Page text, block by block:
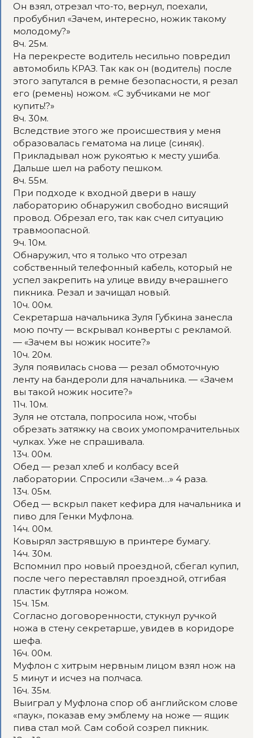
Он взял, отрезал что-то, вернул, поехали,
пробубнил «Зачем, интересно, ножик такому
молодому?»
8ч. 25м.
На перекресте водитель несильно повредил
автомобиль КРАЗ. Так как он (водитель) после
этого запутался в ремне безопасности, я резал
его (ремень) ножом. «С зубчиками не мог
купить!?»
8ч. 30м.
Вследствие этого же происшествия у меня
образовалась гематома на лице (синяк).
Прикладывал нож рукоятью к месту ушиба.
Дальше шел на работу пешком.
8ч. 55м.
При подходе к входной двери в нашу
лабораторию обнаружил свободно висящий
провод. Обрезал его, так как счел ситуацию
травмоопасной.
9ч. 10м.
Обнаружил, что я только что отрезал
собственный телефонный кабель, который не
успел закрепить на улице ввиду вчерашнего
пикника. Резал и зачищал новый.
10ч. 00м.
Секретарша начальника Зуля Губкина занесла
мою почту — вскрывал конверты с рекламой.
— «Зачем вы ножик носите?»
10ч. 20м.
Зуля появилась снова — резал обмоточную
ленту на бандероли для начальника. — «Зачем
вы такой ножик носите?»
11ч. 10м.
Зуля не отстала, попросила нож, чтобы
обрезать затяжку на своих умопомрачительных
чулках. Уже не спрашивала.
13ч. 00м.
Обед — резал хлеб и колбасу всей
лаборатории. Спросили «Зачем…» 4 раза.
13ч. 05м.
Обед — вскрыл пакет кефира для начальника и
пиво для Генки Муфлона.
14ч. 00м.
Ковырял застрявшую в принтере бумагу.
14ч. 30м.
Вспомнил про новый проездной, сбегал купил,
после чего переставлял проездной, отгибая
пластик футляра ножом.
15ч. 15м.
Согласно договоренности, стукнул ручкой
ножа в стену секретарше, увидев в коридоре
шефа.
16ч. 00м.
Муфлон с хитрым нервным лицом взял нож на
5 минут и исчез на полчаса.
16ч. 35м.
Выиграл у Муфлона спор об английском слове
«паук», показав ему эмблему на ноже — ящик
пива стал мой. Сам собой созрел пикник.